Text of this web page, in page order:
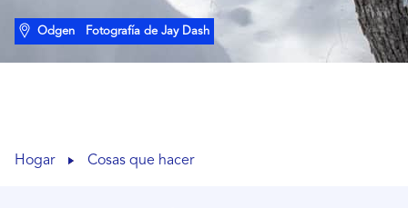
Odgen Fotografía de Jay Dash
Hogar Cosas que hacer